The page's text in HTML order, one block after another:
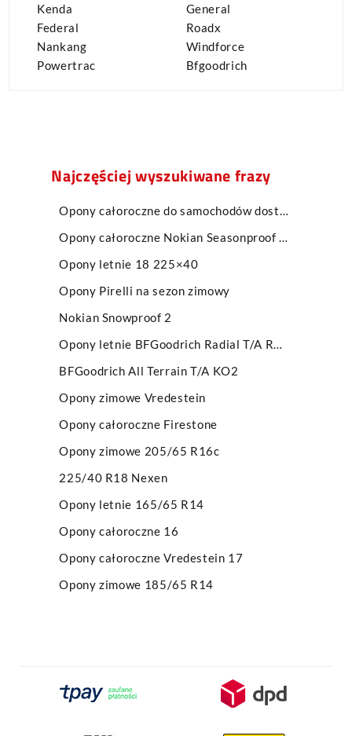
Kenda
Federal
Nankang
Powertrac
General
Roadx
Windforce
Bfgoodrich
Najczęściej wyszukiwane frazy
Opony całoroczne do samochodów dostawczych
Opony całoroczne Nokian Seasonproof SUV
Opony letnie 18 225×40
Opony Pirelli na sezon zimowy
Nokian Snowproof 2
Opony letnie BFGoodrich Radial T/A RWL
BFGoodrich All Terrain T/A KO2
Opony zimowe Vredestein
Opony całoroczne Firestone
Opony zimowe 205/65 R16c
225/40 R18 Nexen
Opony letnie 165/65 R14
Opony całoroczne 16
Opony całoroczne Vredestein 17
Opony zimowe 185/65 R14